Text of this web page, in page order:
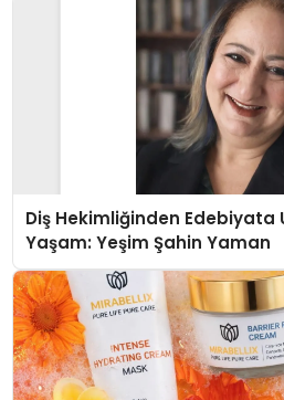
Diş Hekimliğinden Edebiyata
Yaşam: Yeşim Şahin Yaman